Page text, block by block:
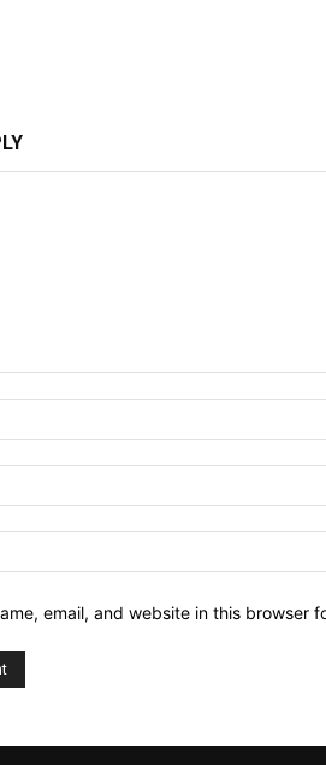
email, and website in this browser